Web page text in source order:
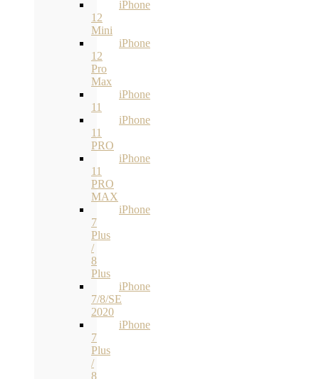
iPhone
12
Mini
iPhone
12
Pro
Max
iPhone
11
iPhone
11
PRO
iPhone
11
PRO
MAX
iPhone
7
Plus
/
8
Plus
iPhone
7/8/SE
2020
iPhone
7
Plus
/
8